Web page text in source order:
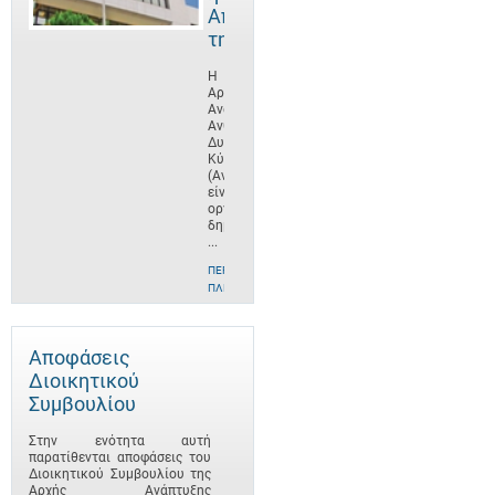
Αποστολή
της
Η
Αρχή
Ανάπτυξης
Ανθρώπινου
Δυναμικού
Κύπρου
(ΑνΑΔ)
είναι
οργανισμός
δημοσίου
...
ΠΕΡΙΣΣΌΤΕΡΕΣ
ΠΛΗΡΟΦΟΡΊΕΣ
Αποφάσεις
Διοικητικού
Συμβουλίου
Στην ενότητα αυτή
παρατίθενται αποφάσεις του
Διοικητικού Συμβουλίου της
Αρχής Ανάπτυξης